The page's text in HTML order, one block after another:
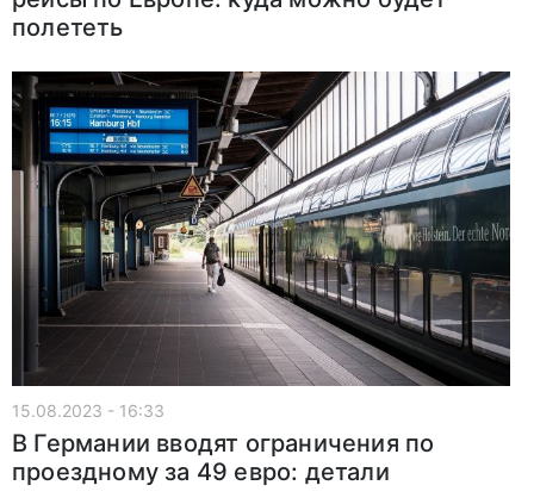
полететь
15.08.2023 - 16:33
В Германии вводят ограничения по
проездному за 49 евро: детали